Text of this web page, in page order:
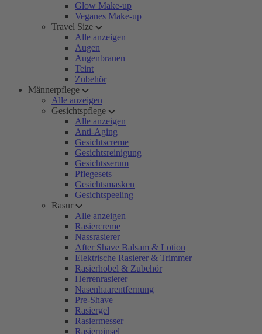
Glow Make-up
Veganes Make-up
Travel Size
Alle anzeigen
Augen
Augenbrauen
Teint
Zubehör
Männerpflege
Alle anzeigen
Gesichtspflege
Alle anzeigen
Anti-Aging
Gesichtscreme
Gesichtsreinigung
Gesichtsserum
Pflegesets
Gesichtsmasken
Gesichtspeeling
Rasur
Alle anzeigen
Rasiercreme
Nassrasierer
After Shave Balsam & Lotion
Elektrische Rasierer & Trimmer
Rasierhobel & Zubehör
Herrenrasierer
Nasenhaarentfernung
Pre-Shave
Rasiergel
Rasiermesser
Rasierpinsel